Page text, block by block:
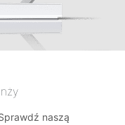
naszą